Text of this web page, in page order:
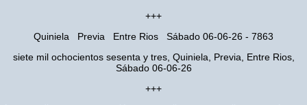
+++
Quiniela Previa Entre Rios Sábado 06-06-26 - 7863
siete mil ochocientos sesenta y tres, Quiniela, Previa, Entre Rios,
Sábado 06-06-26
+++